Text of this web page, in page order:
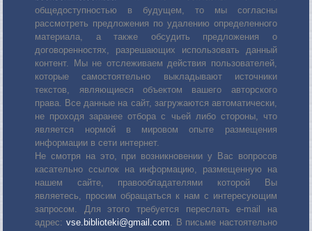
общедоступностью в будущем, то мы согласны
рассмотреть предложения по удалению определенного
материала, а также обсудить предложения о
договоренностях, разрешающих использовать данный
контент. Мы не отслеживаем действия пользователей,
которые самостоятельно выкладывают источники
текстов, являющиеся объектом вашего авторского
права. Все данные на сайт, загружаются автоматически,
не проходя заранее отбора с чьей либо стороны, что
является нормой в мировом опыте размещения
информации в сети интернет.
Не смотря на это, при возникновении у Вас вопросов
касательно ссылок на информацию, размещенную на
нашем сайте, правообладателями которой Вы
являетесь, просим обращаться к нам с интересующим
запросом. Для этого требуется переслать е-mail на
адрес: vse.biblioteki@gmail.com. В письме настоятельно